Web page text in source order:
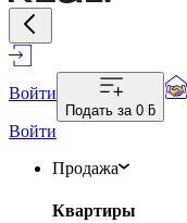
Войти
Подать за 0 ƃ
Войти
Продажа
Квартиры